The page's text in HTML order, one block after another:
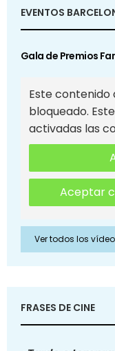
EVENTOS
Gala de Premios
Este contenido
bloqueado.
activadas las
Aceptar
Ver todos los
FRASES DE CINE